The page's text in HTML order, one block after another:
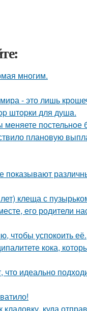
многим.
- это лишь
штopки для душa.
меняете постельнoе
плановую
клеща с
его родители
чтобы успокоить её.
кока,
идеально